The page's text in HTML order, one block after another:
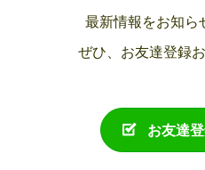
最新情報をお知ら
ぜひ、お友達登録
お友達